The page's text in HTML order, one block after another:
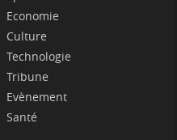
Economie
Culture
Technologie
Tribune
Evènement
Santé